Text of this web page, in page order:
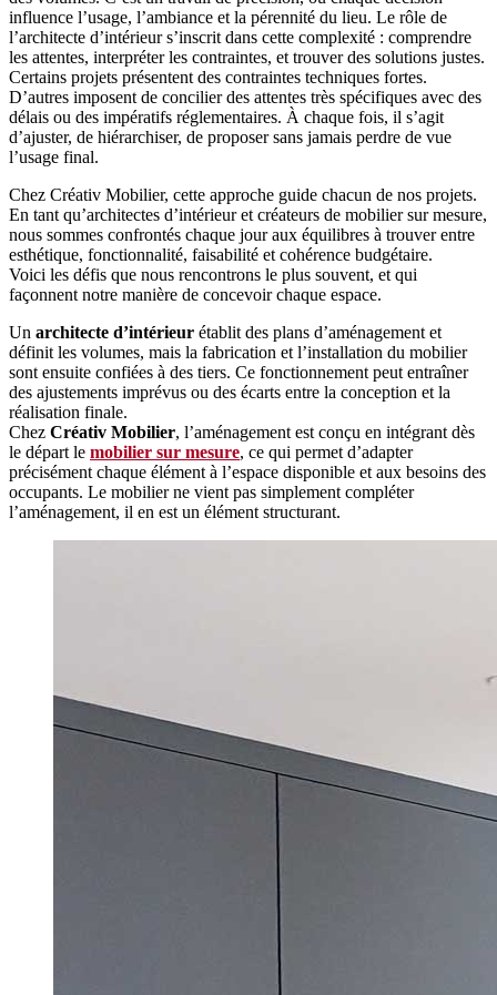
influence l’usage, l’ambiance et la pérennité du lieu. Le rôle de
l’architecte d’intérieur s’inscrit dans cette complexité : comprendre
les attentes, interpréter les contraintes, et trouver des solutions justes.
Certains projets présentent des contraintes techniques fortes.
D’autres imposent de concilier des attentes très spécifiques avec des
délais ou des impératifs réglementaires. À chaque fois, il s’agit
d’ajuster, de hiérarchiser, de proposer sans jamais perdre de vue
l’usage final.
Chez Créativ Mobilier, cette approche guide chacun de nos projets.
En tant qu’architectes d’intérieur et créateurs de mobilier sur mesure,
nous sommes confrontés chaque jour aux équilibres à trouver entre
esthétique, fonctionnalité, faisabilité et cohérence budgétaire.
Voici les défis que nous rencontrons le plus souvent, et qui
façonnent notre manière de concevoir chaque espace.
Un architecte d’intérieur établit des plans d’aménagement et
définit les volumes, mais la fabrication et l’installation du mobilier
sont ensuite confiées à des tiers. Ce fonctionnement peut entraîner
des ajustements imprévus ou des écarts entre la conception et la
réalisation finale.
Chez Créativ Mobilier, l’aménagement est conçu en intégrant dès
le départ le mobilier sur mesure, ce qui permet d’adapter
précisément chaque élément à l’espace disponible et aux besoins des
occupants. Le mobilier ne vient pas simplement compléter
l’aménagement, il en est un élément structurant.